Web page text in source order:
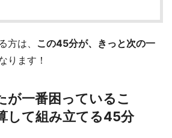
方は、 この45分が、きっと次の一
ります！
が一番困っているこ
して組み立てる45分